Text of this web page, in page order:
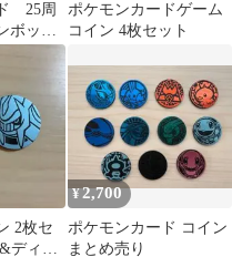
25周
ック
ポケモンカードゲーム
コイン 4枚セット
2枚セ
ディア
¥2,700
ポケモンカード コイン
まとめ売り